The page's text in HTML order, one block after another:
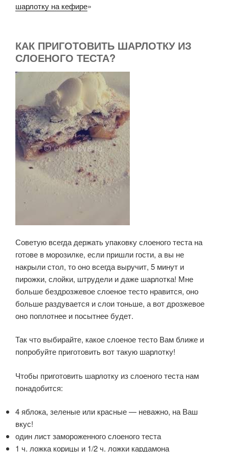
шарлотку на кефире»
КАК ПРИГОТОВИТЬ ШАРЛОТКУ ИЗ
СЛОЕНОГО ТЕСТА?
Советую всегда держать упаковку слоеного теста на
готове в морозилке, если пришли гости, а вы не
накрыли стол, то оно всегда выручит, 5 минут и
пирожки, слойки, штрудели и даже шарлотка! Мне
больше бездрозжевое слоеное тесто нравится, оно
больше раздувается и слои тоньше, а вот дрозжевое
оно поплотнее и посытнее будет.
Так что выбирайте, какое слоеное тесто Вам ближе и
попробуйте приготовить вот такую шарлотку!
Чтобы приготовить шарлотку из слоеного теста нам
понадобится:
4 яблока, зеленые или красные — неважно, на Ваш
вкус!
один лист замороженного слоеного теста
1 ч. ложка корицы и 1/2 ч. ложки кардамона